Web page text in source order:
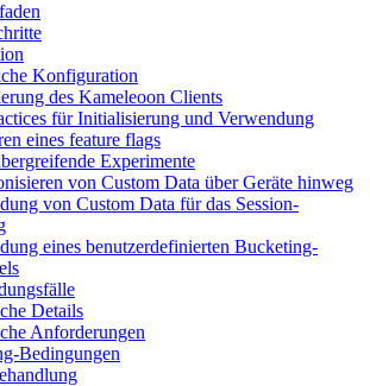
Konfiguration
des Kameleoon Clients
für Initialisierung und Verwendung
eines feature flags
Experimente
von Custom Data über Geräte hinweg
von Custom Data für das Session-
eines benutzerdefinierten Bucketing-
Details
Anforderungen
Bedingungen